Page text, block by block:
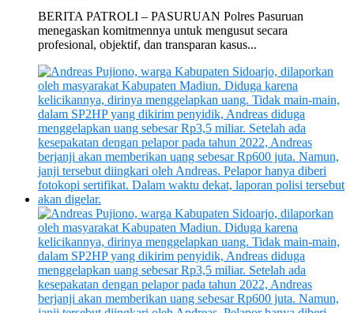
BERITA PATROLI – PASURUAN Polres Pasuruan
menegaskan komitmennya untuk mengusut secara
profesional, objektif, dan transparan kasus...